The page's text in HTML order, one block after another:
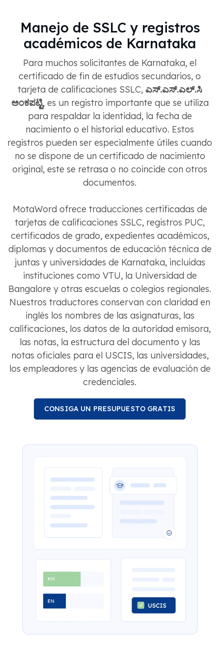
Manejo de SSLC y registros
académicos de Karnataka
Para muchos solicitantes de Karnataka, el
certificado de fin de estudios secundarios, o
tarjeta de calificaciones SSLC, ಎಸ್.ಎಸ್.ಎಲ್.ಸಿ
ಅಂಕಪಟ್ಟಿ, es un registro importante que se utiliza
para respaldar la identidad, la fecha de
nacimiento o el historial educativo. Estos
registros pueden ser especialmente útiles cuando
no se dispone de un certificado de nacimiento
original, este se retrasa o no coincide con otros
documentos.
MotaWord ofrece traducciones certificadas de
tarjetas de calificaciones SSLC, registros PUC,
certificados de grado, expedientes académicos,
diplomas y documentos de educación técnica de
juntas y universidades de Karnataka, incluidas
instituciones como VTU, la Universidad de
Bangalore y otras escuelas o colegios regionales.
Nuestros traductores conservan con claridad en
inglés los nombres de las asignaturas, las
calificaciones, los datos de la autoridad emisora,
las notas, la estructura del documento y las
notas oficiales para el USCIS, las universidades,
los empleadores y las agencias de evaluación de
credenciales.
CONSIGA UN PRESUPUESTO GRATIS